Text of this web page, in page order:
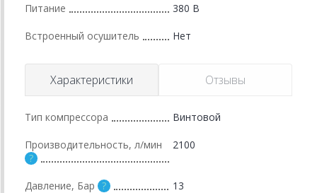
Питание 380 В
Встроенный осушитель Нет
Характеристики Отзывы
Тип компрессора Винтовой
Производительность, л/мин 2100
Давление, Бар 13